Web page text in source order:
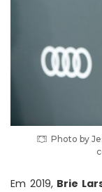
Photo by
Em 2019, Brie